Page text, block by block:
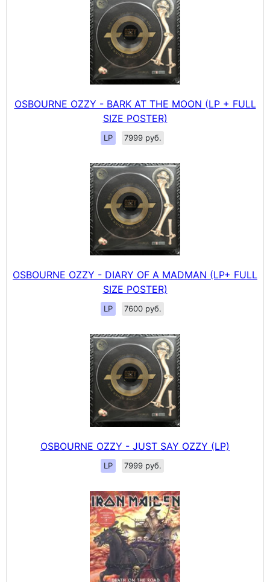
OSBOURNE OZZY - BARK AT THE MOON (LP + FULL
SIZE POSTER)
LP 7999 руб.
OSBOURNE OZZY - DIARY OF A MADMAN (LP+ FULL
SIZE POSTER)
LP 7600 руб.
OSBOURNE OZZY - JUST SAY OZZY (LP)
LP 7999 руб.